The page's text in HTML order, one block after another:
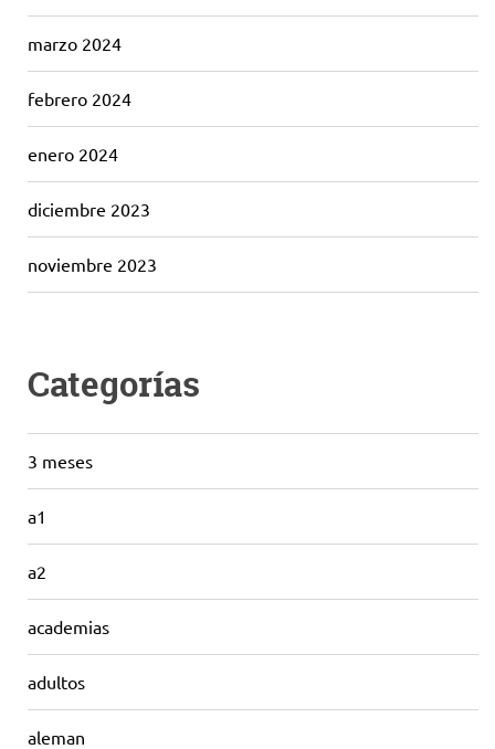
marzo 2024
febrero 2024
enero 2024
diciembre 2023
noviembre 2023
Categorías
3 meses
a1
a2
academias
adultos
aleman